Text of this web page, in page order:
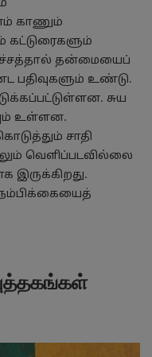
காணும்
கட்டுரைகளும்
தன்மையைப்
பதிவுகளும் உண்டு.
சுய
உள்ளன.
சாதி
வெளிப்படவில்லை
இருக்கிறது.
நம்பிக்கையைத்